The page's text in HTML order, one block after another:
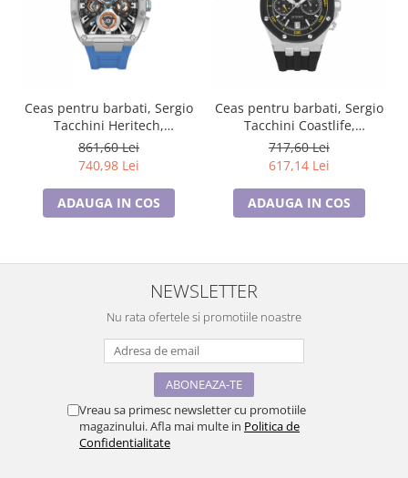
Ceas pentru barbati, Sergio
Tacchini Heritech,
ST.3.10003.2
861,60 Lei
740,98 Lei
ADAUGA IN COS
Ceas pentru barbati, Sergio
Tacchini Coastlife,
ST.1.10447.1
717,60 Lei
617,14 Lei
ADAUGA IN COS
NEWSLETTER
Nu rata ofertele si promotiile noastre
Vreau sa primesc newsletter cu promotiile
magazinului. Afla mai multe in Politica de
Confidentialitate